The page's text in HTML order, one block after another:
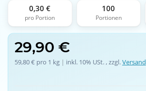
0,30 €
pro Portion
100
Portionen
29,90 €
59,80 € pro 1 kg | inkl. 10% USt. , zzgl.Versand